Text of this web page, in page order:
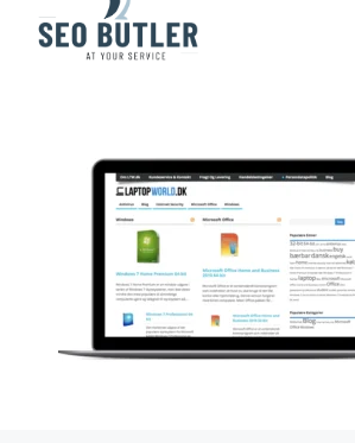
laptop